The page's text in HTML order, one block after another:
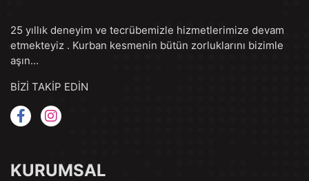
25 yıllık deneyim ve tecrübemizle hizmetlerimize devam
etmekteyiz . Kurban kesmenin bütün zorluklarını bizimle
aşın…
BİZİ TAKİP EDİN
KURUMSAL